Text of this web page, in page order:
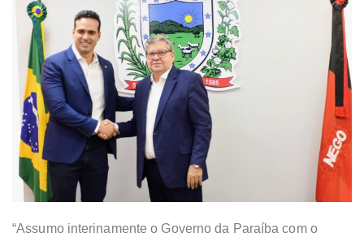
“Assumo interinamente o Governo da Paraíba com o